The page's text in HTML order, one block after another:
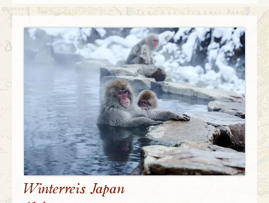
Winterreis Japan